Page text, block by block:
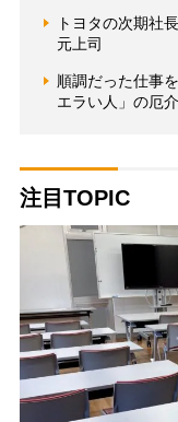
トヨタの次期社
元上司
順調だった仕事
エラい人」の厄
注目TOPIC